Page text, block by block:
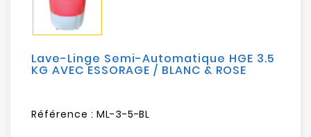
Mobilités
Loisirs
Lave-Linge Semi-Automatique HGE 3.5
KG AVEC ESSORAGE / BLANC & ROSE
Référence : ML-3-5-BL